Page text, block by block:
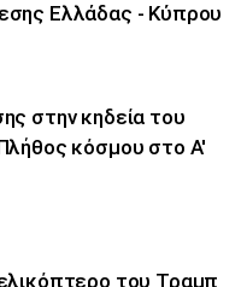
Ελλάδας - Κύπρου
στην κηδεία του
κόσμου στο Α'
του Τραμπ